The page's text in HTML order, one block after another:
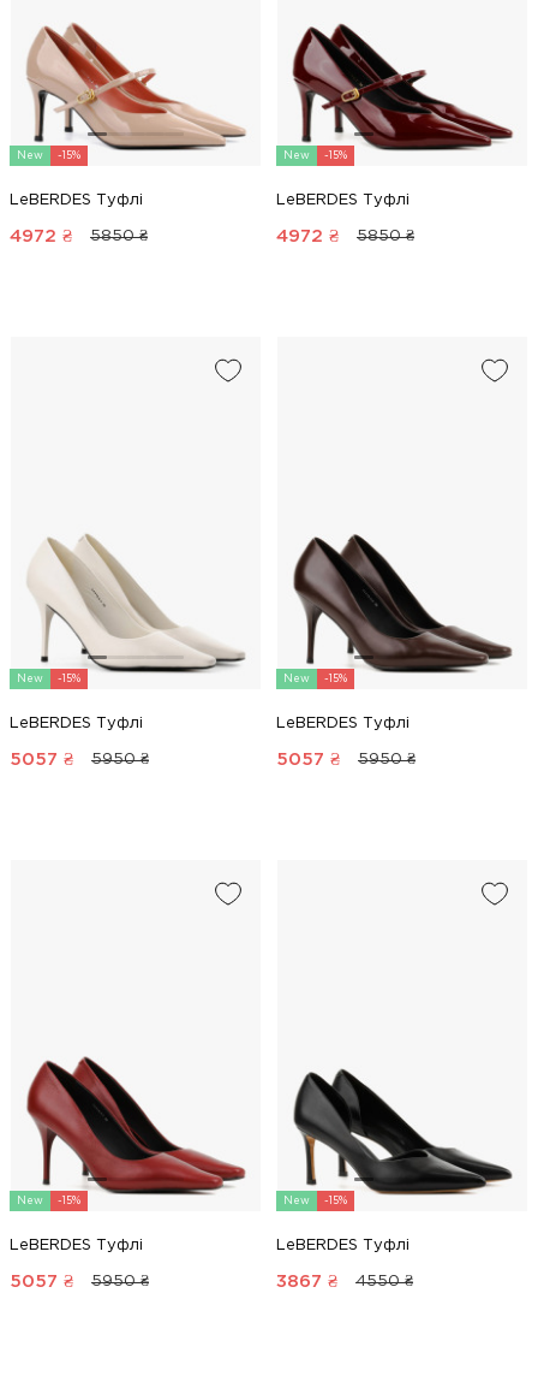
New -15%
LeBERDES Туфлі
4972 ₴ 5850 ₴
New -15%
LeBERDES Туфлі
4972 ₴ 5850 ₴
New -15%
LeBERDES Туфлі
5057 ₴ 5950 ₴
New -15%
LeBERDES Туфлі
5057 ₴ 5950 ₴
New -15%
LeBERDES Туфлі
5057 ₴ 5950 ₴
New -15%
LeBERDES Туфлі
3867 ₴ 4550 ₴